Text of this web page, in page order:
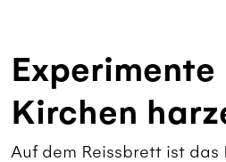
Kirchen
Auf dem Reissbrett ist das